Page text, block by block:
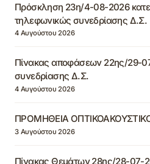
Πρόσκληση 23η/4-08-2026
τηλεφωνικώς συνεδρίασης Δ.Σ.
4 Αυγούστου 2026
Πίνακας αποφάσεων 22ης/29-
συνεδρίασης Δ.Σ.
4 Αυγούστου 2026
ΠΡΟΜΗΘΕΙΑ
3 Αυγούστου 2026
Πίνακας Θεμάτων 28ης/28-07-